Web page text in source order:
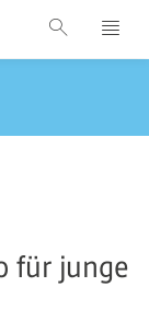
für junge